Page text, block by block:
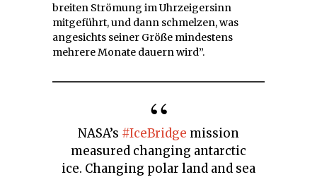
breiten Strömung im Uhrzeigersinn
mitgeführt, und dann schmelzen, was
angesichts seiner Größe mindestens
mehrere Monate dauern wird”.
NASA’s #IceBridge mission
measured changing antarctic
ice. Changing polar land and sea